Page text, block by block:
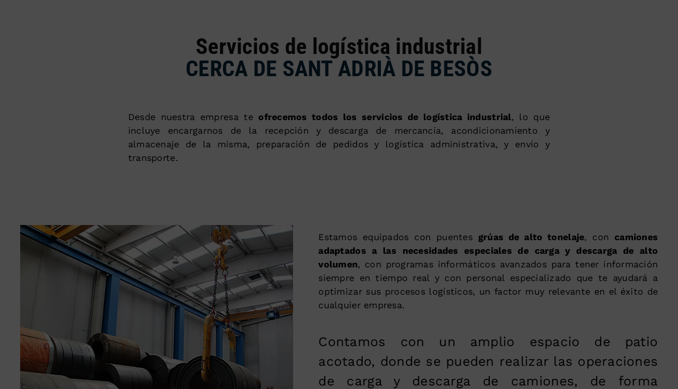
Servicios de logística industrial
CERCA DE SANT ADRIÀ DE BESÒS
Desde nuestra empresa teofrecemos todos los servicios de logística industrial, lo que
incluye encargarnos de la recepción y descarga de mercancía, acondicionamiento y
almacenaje de la misma, preparación de pedidos y logística administrativa, y envío y
transporte.
Estamos equipados con puentes grúas de alto tonelaje, concamiones
adaptados a las necesidades especiales de carga y descarga de alto
volumen, con programas informáticos avanzados para tener información
siempre en tiempo real y con personal especializado que te ayudará a
optimizar sus procesos logísticos, un factor muy relevante en el éxito de
cualquier empresa.
Contamos con un amplio espacio de patio
acotado, donde se pueden realizar las operaciones
de carga y descarga de camiones, de forma